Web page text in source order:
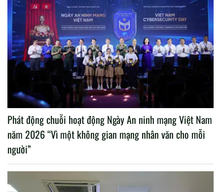
Phát động chuỗi hoạt động Ngày An ninh mạng Việt Nam
năm 2026 “Vì một không gian mạng nhân văn cho mỗi
người”